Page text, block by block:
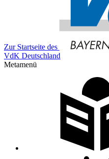
Zur Startseite des
VdK Deutschland
Metamenü